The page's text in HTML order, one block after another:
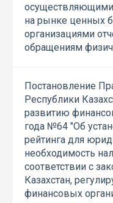
осуществляющими
на рынке ценных
организациями
обращениям
Постановление
Республики
развитию
года №64 "Об
рейтинга для
необходимость
соответствии с
Казахстан,
финансовых